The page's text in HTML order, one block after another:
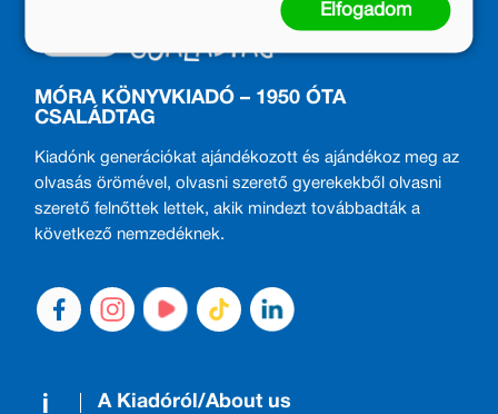
MÓRA KÖNYVKIADÓ – 1950 ÓTA
CSALÁDTAG
Kiadónk generációkat ajándékozott és ajándékoz meg az
olvasás örömével, olvasni szerető gyerekekből olvasni
szerető felnőttek lettek, akik mindezt továbbadták a
következő nemzedéknek.
A Kiadóról/About us
Elfogadom